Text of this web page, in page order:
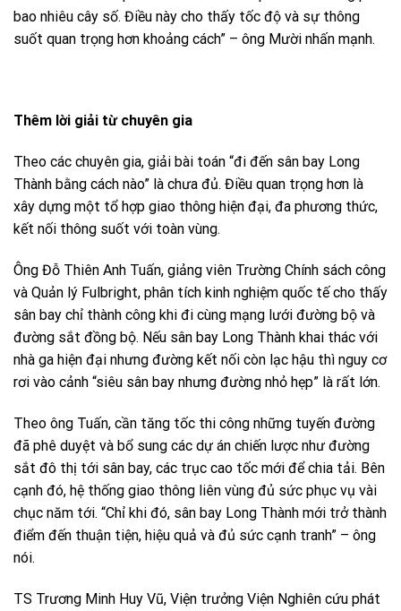
bao nhiêu cây số. Điều này cho thấy tốc độ và sự thông
suốt quan trọng hơn khoảng cách” – ông Mười nhấn mạnh.
Thêm lời giải từ chuyên gia
Theo các chuyên gia, giải bài toán “đi đến sân bay Long
Thành bằng cách nào” là chưa đủ. Điều quan trọng hơn là
xây dựng một tổ hợp giao thông hiện đại, đa phương thức,
kết nối thông suốt với toàn vùng.
Ông Đỗ Thiên Anh Tuấn, giảng viên Trường Chính sách công
và Quản lý Fulbright, phân tích kinh nghiệm quốc tế cho thấy
sân bay chỉ thành công khi đi cùng mạng lưới đường bộ và
đường sắt đồng bộ. Nếu sân bay Long Thành khai thác với
nhà ga hiện đại nhưng đường kết nối còn lạc hậu thì nguy cơ
rơi vào cảnh “siêu sân bay nhưng đường nhỏ hẹp” là rất lớn.
Theo ông Tuấn, cần tăng tốc thi công những tuyến đường
đã phê duyệt và bổ sung các dự án chiến lược như đường
sắt đô thị tới sân bay, các trục cao tốc mới để chia tải. Bên
cạnh đó, hệ thống giao thông liên vùng đủ sức phục vụ vài
chục năm tới. “Chỉ khi đó, sân bay Long Thành mới trở thành
điểm đến thuận tiện, hiệu quả và đủ sức cạnh tranh” – ông
nói.
TS Trương Minh Huy Vũ, Viện trưởng Viện Nghiên cứu phát